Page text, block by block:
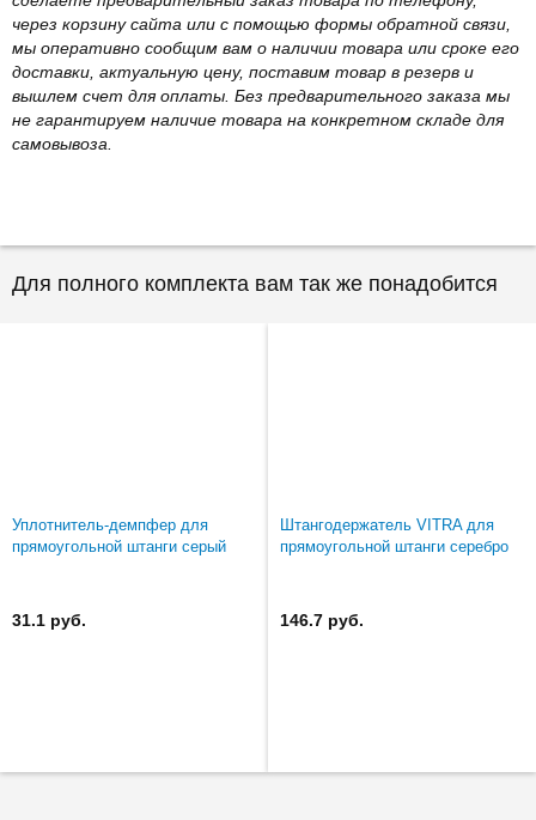
через корзину сайта или с помощью формы обратной связи,
мы оперативно сообщим вам о наличии товара или сроке его
доставки, актуальную цену, поставим товар в резерв и
вышлем счет для оплаты. Без предварительного заказа мы
не гарантируем наличие товара на конкретном складе для
самовывоза.
Для полного комплекта вам так же понадобится
Уплотнитель-демпфер для
прямоугольной штанги серый
31.1 руб.
Штангодержатель VITRA для
прямоугольной штанги серебро
146.7 руб.